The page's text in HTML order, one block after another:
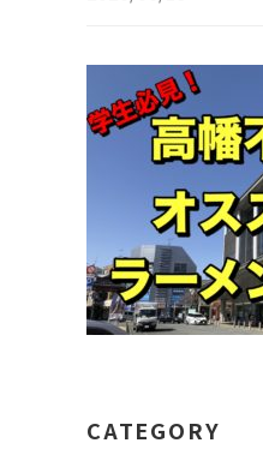
CATEGORY